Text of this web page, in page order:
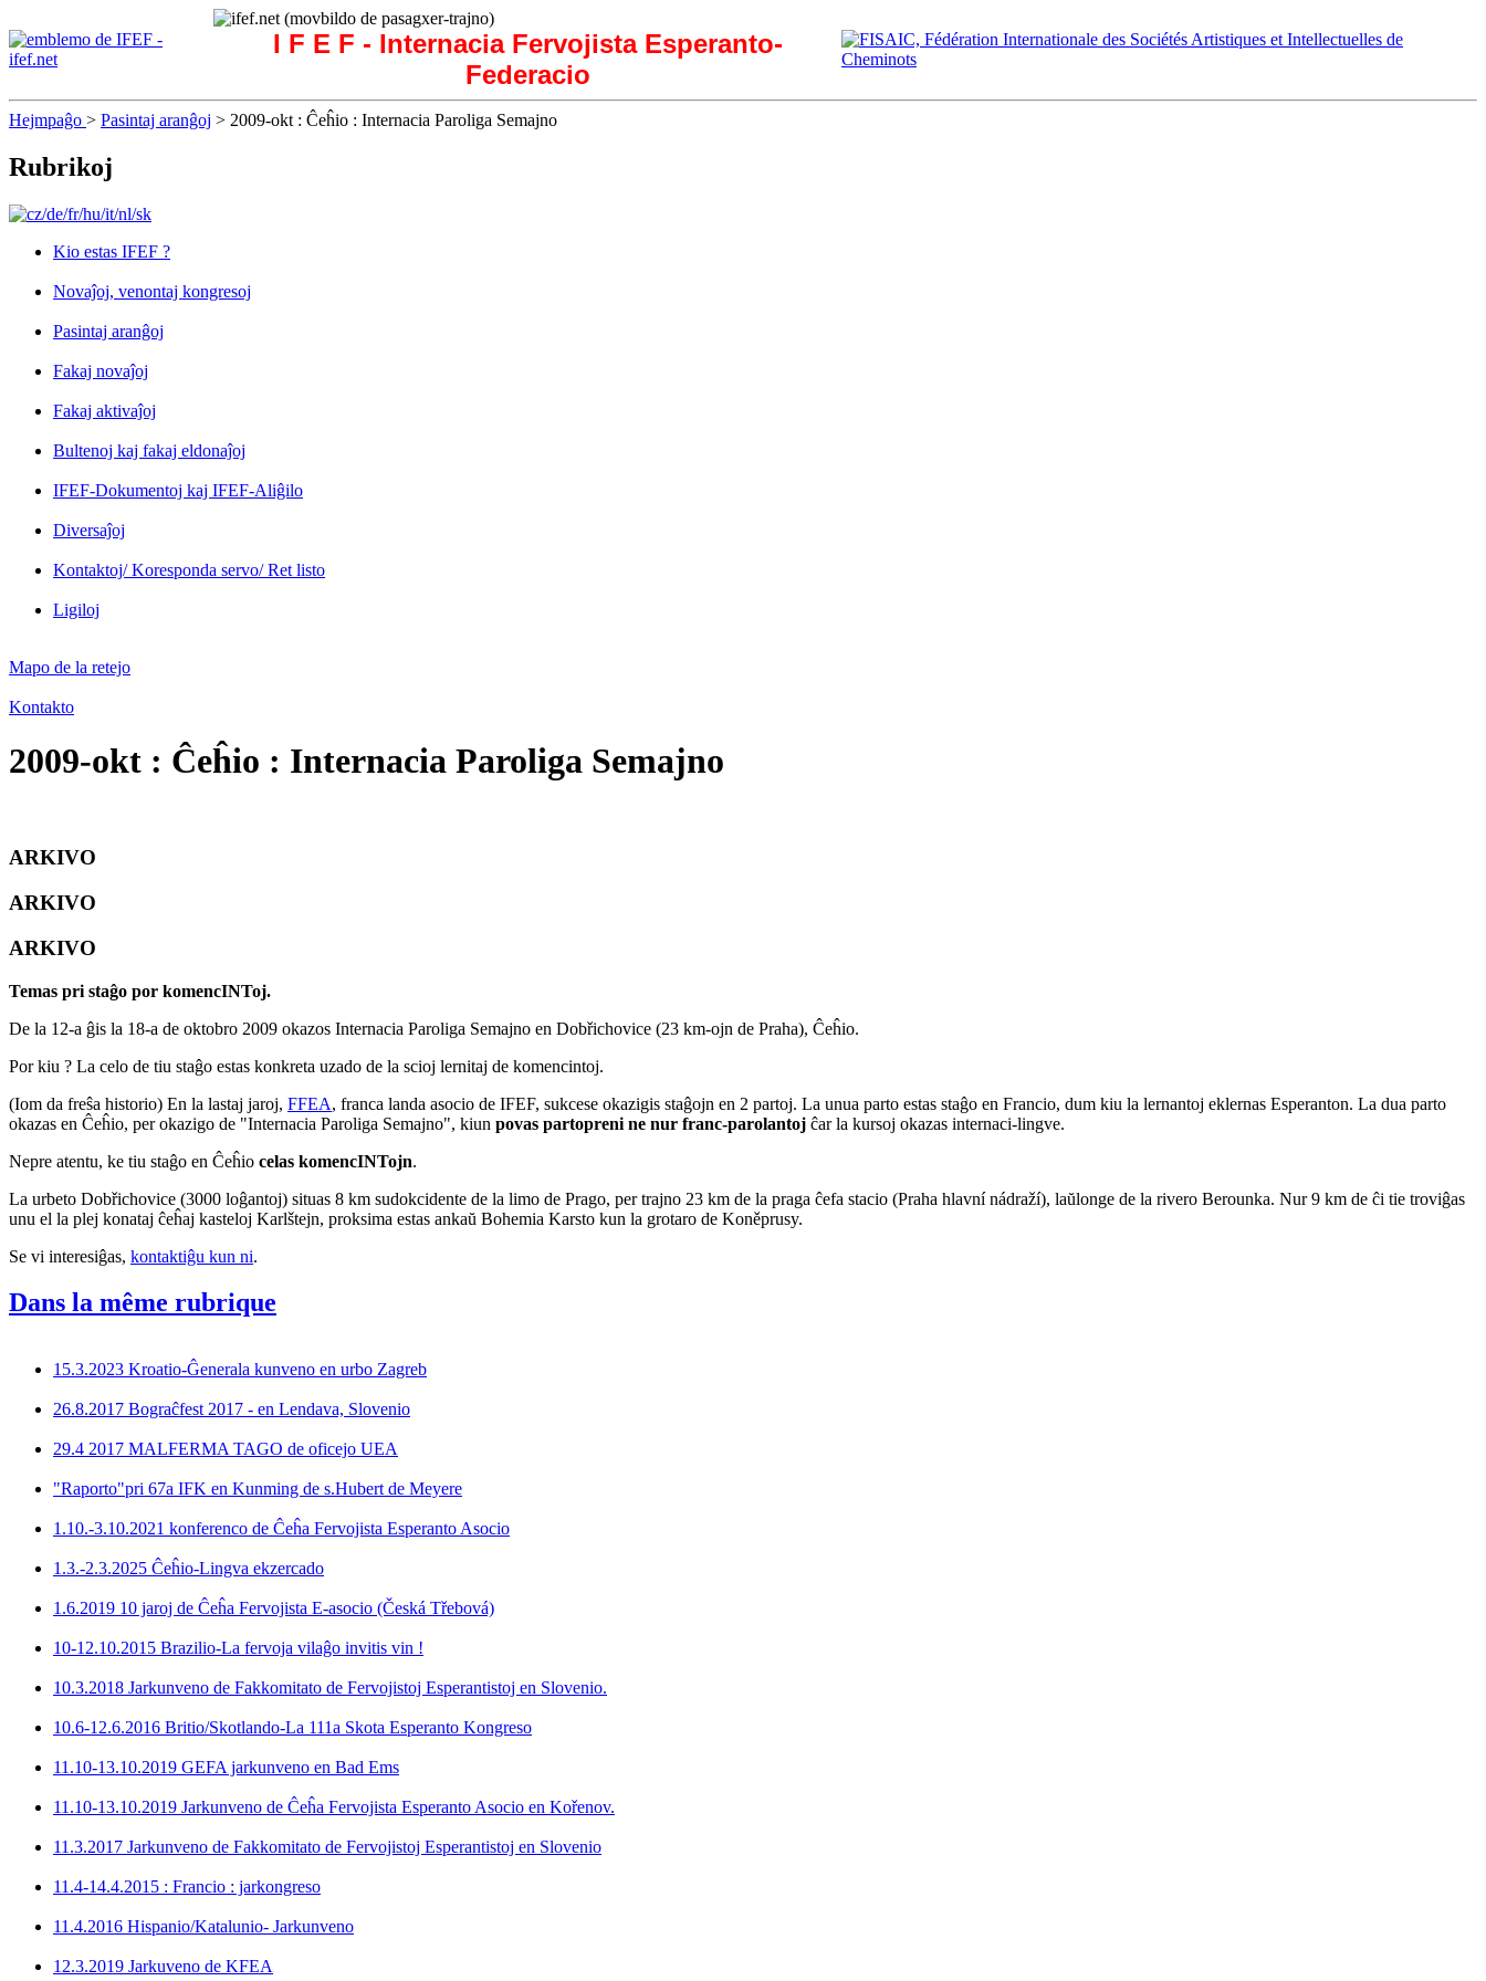
I F E F - Internacia Fervojista Esperanto-
Federacio
Hejmpaĝo > Pasintaj aranĝoj > 2009-okt : Ĉeĥio : Internacia Paroliga Semajno
Rubrikoj
Kio estas IFEF ?
Novaĵoj, venontaj kongresoj
Pasintaj aranĝoj
Fakaj novaĵoj
Fakaj aktivaĵoj
Bultenoj kaj fakaj eldonaĵoj
IFEF-Dokumentoj kaj IFEF-Aliĝilo
Diversaĵoj
Kontaktoj/ Koresponda servo/ Ret listo
Ligiloj
Mapo de la retejo
Kontakto
2009-okt : Ĉeĥio : Internacia Paroliga Semajno
ARKIVO
ARKIVO
ARKIVO
Temas pri staĝo por komencINToj.
De la 12-a ĝis la 18-a de oktobro 2009 okazos Internacia Paroliga Semajno en Dobřichovice (23 km-ojn de Praha), Ĉeĥio.
Por kiu ? La celo de tiu staĝo estas konkreta uzado de la scioj lernitaj de komencintoj.
(Iom da freŝa historio) En la lastaj jaroj, FFEA, franca landa asocio de IFEF, sukcese okazigis staĝojn en 2 partoj. La unua parto estas staĝo en Francio, dum kiu la lernantoj eklernas Esperanton. La dua parto
okazas en Ĉeĥio, per okazigo de "Internacia Paroliga Semajno", kiun povas partopreni ne nur franc-parolantoj ĉar la kursoj okazas internaci-lingve.
Nepre atentu, ke tiu staĝo en Ĉeĥio celas komencINTojn.
La urbeto Dobřichovice (3000 loĝantoj) situas 8 km sudokcidente de la limo de Prago, per trajno 23 km de la praga ĉefa stacio (Praha hlavní nádraží), laŭlonge de la rivero Berounka. Nur 9 km de ĉi tie troviĝas
unu el la plej konataj ĉeĥaj kasteloj Karlštejn, proksima estas ankaŭ Bohemia Karsto kun la grotaro de Koněprusy.
Se vi interesiĝas, kontaktiĝu kun ni.
Dans la même rubrique
15.3.2023 Kroatio-Ĝenerala kunveno en urbo Zagreb
26.8.2017 Bograĉfest 2017 - en Lendava, Slovenio
29.4 2017 MALFERMA TAGO de oficejo UEA
"Raporto"pri 67a IFK en Kunming de s.Hubert de Meyere
1.10.-3.10.2021 konferenco de Ĉeĥa Fervojista Esperanto Asocio
1.3.-2.3.2025 Ĉeĥio-Lingva ekzercado
1.6.2019 10 jaroj de Ĉeĥa Fervojista E-asocio (Česká Třebová)
10-12.10.2015 Brazilio-La fervoja vilaĝo invitis vin !
10.3.2018 Jarkunveno de Fakkomitato de Fervojistoj Esperantistoj en Slovenio.
10.6-12.6.2016 Britio/Skotlando-La 111a Skota Esperanto Kongreso
11.10-13.10.2019 GEFA jarkunveno en Bad Ems
11.10-13.10.2019 Jarkunveno de Ĉeĥa Fervojista Esperanto Asocio en Kořenov.
11.3.2017 Jarkunveno de Fakkomitato de Fervojistoj Esperantistoj en Slovenio
11.4-14.4.2015 : Francio : jarkongreso
11.4.2016 Hispanio/Katalunio- Jarkunveno
12.3.2019 Jarkuveno de KFEA